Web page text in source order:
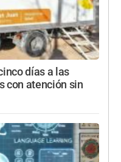
días a las
con atención sin